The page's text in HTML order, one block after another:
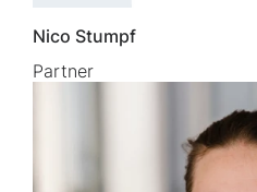
Nico Stumpf
Partner